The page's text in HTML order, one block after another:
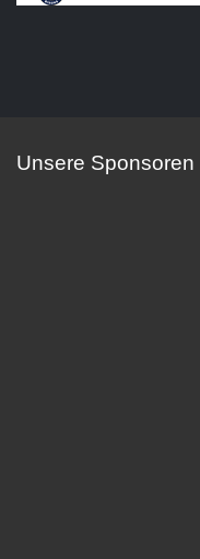
Unsere Sponsoren